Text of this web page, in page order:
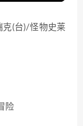
(台)/怪物史莱
险